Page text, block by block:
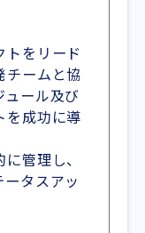
トをリード
チームと協
ール及び
を成功に導
管理し、
タスアッ